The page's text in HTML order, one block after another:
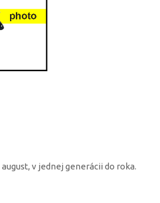
august, v jednej generácii do roka.